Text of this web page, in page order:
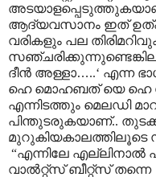
ആദ്യവസാനം ഇത്
വരികളും പല
ദീൻ അള്ളാ…..‘ എന്ന
ഹെ മൊഹബത് യെ ഹെ
എന്നിടത്തും മെലഡി
പിന്തുടരുകയാണ്..
മുറുകിയകാലത്തിലൂടെ
“എന്നിലേ എല്ലിനാൽ
വാൽറ്റ്സ് ബീറ്റ്സ്